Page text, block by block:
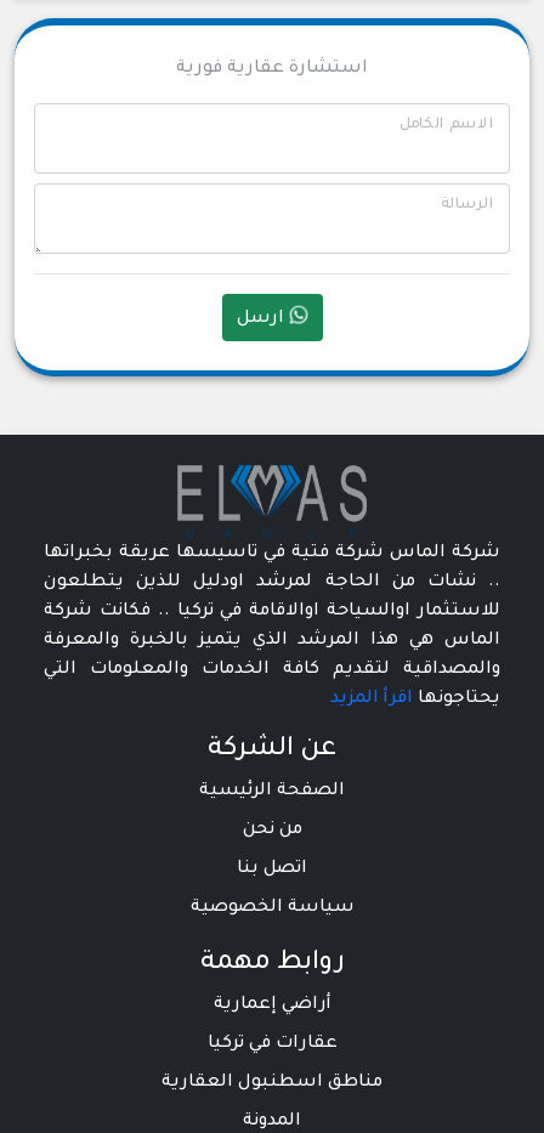
استشارة عقارية فورية
الاسم الكامل
الرسالة
ارسل
شركة الماس شركة فتية في تاسيسها عريقة بخبراتها
.. نشات من الحاجة لمرشد اودليل للذين يتطلعون
للاستثمار اوالسياحة اوالاقامة في تركيا .. فكانت شركة
الماس هي هذا المرشد الذي يتميز بالخبرة والمعرفة
والمصداقية لتقديم كافة الخدمات والمعلومات التي
يحتاجونها اقرأ المزيد
عن الشركة
الصفحة الرئيسية
من نحن
اتصل بنا
سياسة الخصوصية
روابط مهمة
أراضي إعمارية
عقارات في تركيا
مناطق اسطنبول العقارية
المدونة